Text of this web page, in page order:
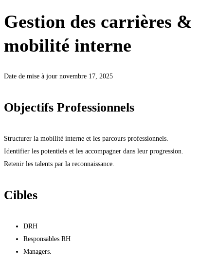
Gestion des carrières &
mobilité interne
Date de mise à jour novembre 17, 2025
Objectifs Professionnels
Structurer la mobilité interne et les parcours professionnels.
Identifier les potentiels et les accompagner dans leur progression.
Retenir les talents par la reconnaissance.
Cibles
DRH
Responsables RH
Managers.